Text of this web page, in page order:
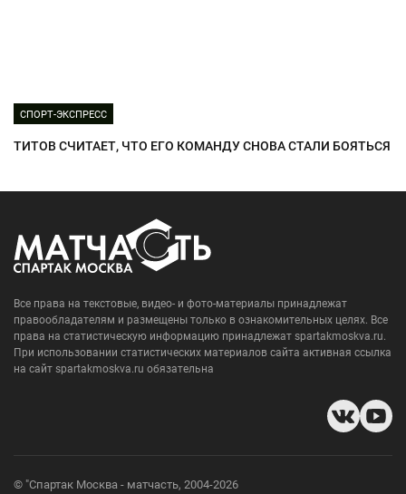
СПОРТ-ЭКСПРЕСС
ТИТОВ СЧИТАЕТ, ЧТО ЕГО КОМАНДУ СНОВА СТАЛИ БОЯТЬСЯ
Все права на текстовые, видео- и фото-материалы принадлежат
правообладателям и размещены только в ознакомительных целях. Все
права на статистическую информацию принадлежат spartakmoskva.ru.
При использовании статистических материалов сайта активная ссылка
на сайт spartakmoskva.ru обязательна
© "Спартак Москва - матчасть, 2004-2026